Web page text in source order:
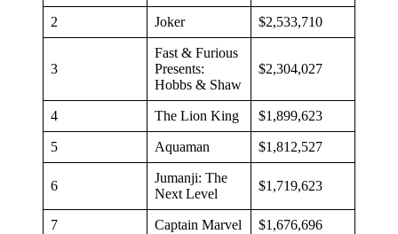
2 Joker $2,533,710
3
Fast & Furious
Presents:
Hobbs & Shaw
$2,304,027
4 The Lion King $1,899,623
5 Aquaman $1,812,527
6
Jumanji: The
Next Level
$1,719,623
7 Captain Marvel $1,676,696